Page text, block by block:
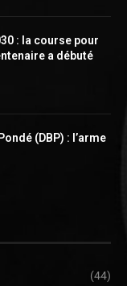
: la course pour
a débuté
(DBP) : l’arme
(44)